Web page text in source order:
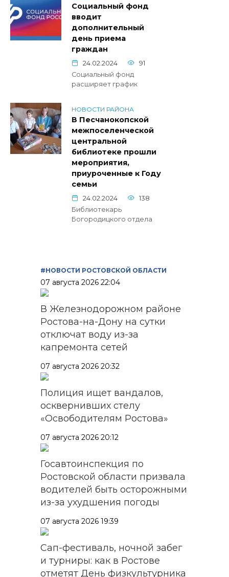
Социальный фонд
вводит
дополнительный
день приема
граждан
24.02.2024
91
Социальный фонд
расширяет график
НОВОСТИ РАЙОНА
В Песчанокопской
межпоселенческой
центральной
библиотеке прошли
мероприятия,
приуроченные к Году
семьи
24.02.2024
138
Библиотекарь
Богородицкого отдела
#НОВОСТИ РОСТОВСКОЙ ОБЛАСТИ
07 августа 2026 22:04
В Железнодорожном районе
Ростова-на-Дону на сутки
отключат воду из-за
капремонта сетей
07 августа 2026 20:32
Полиция ищет вандалов,
осквернивших стелу
«Освободителям Ростова»
07 августа 2026 20:12
Госавтоинспекция по
Ростовской области призвала
водителей быть осторожными
из-за ухудшения погоды
07 августа 2026 19:39
Сап-фестиваль, ночной забег
и турниры: как в Ростове
отметят День физкультурника